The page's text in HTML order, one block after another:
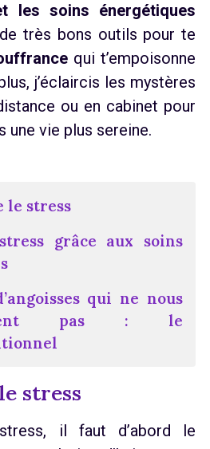
les soins énergétiques
très bons outils pour te
qui t’empoisonne
j’éclaircis les mystères
ou en cabinet pour
une vie plus sereine.
le stress
grâce aux soins
qui ne nous
pas : le
stress
il faut d’abord le